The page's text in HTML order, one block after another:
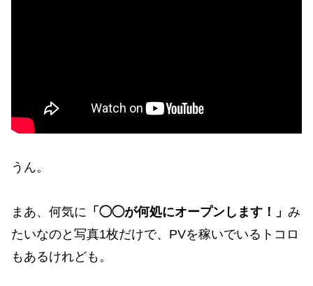
うん。
まあ、何気に 「◯◯が何処にオープンします！」 み
たいなのと写真1枚だけで、PVを稼いでいるトコロ
もあるけれども。